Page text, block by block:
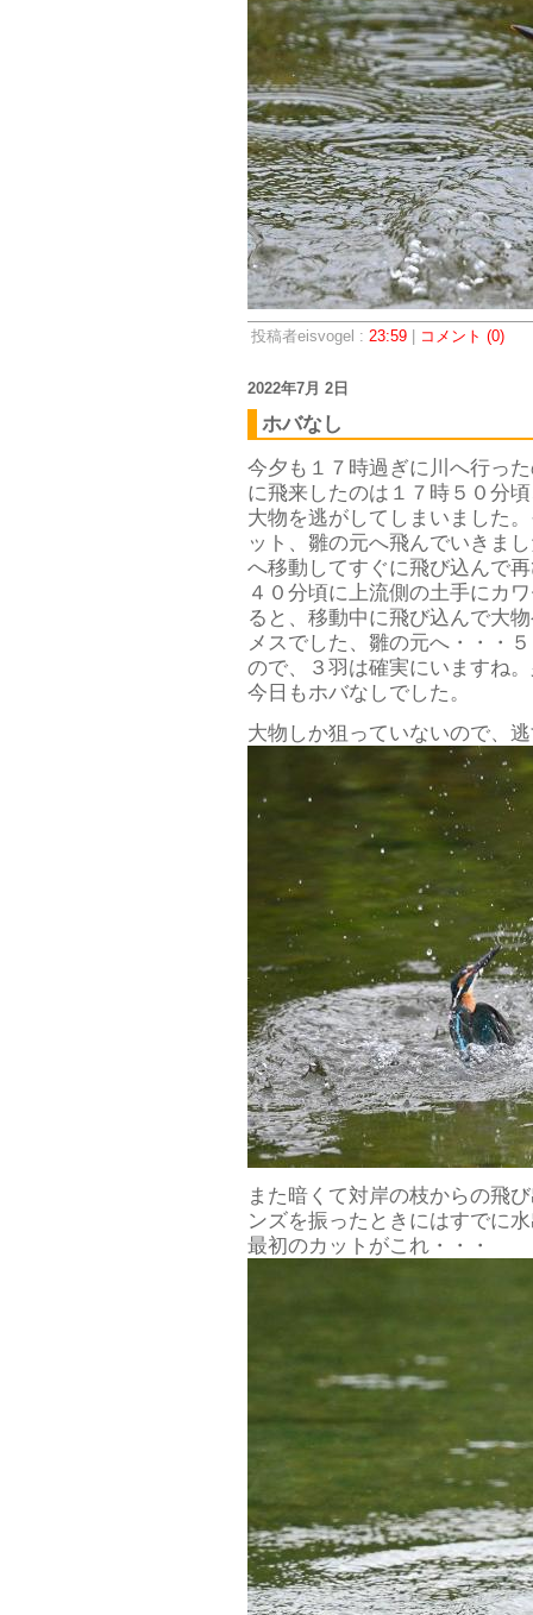
投稿者eisvogel : 23:59| コメント (0)
2022年7月 2日
ホバなし
今夕も１７時過ぎに川へ行っ
に飛来したのは１７時５０分
大物を逃がしてしまいました
ット、雛の元へ飛んでいきま
へ移動してすぐに飛び込んで
４０分頃に上流側の土手にカ
ると、移動中に飛び込んで大
メスでした、雛の元へ・・・
ので、３羽は確実にいますね
今日もホバなしでした。
大物しか狙っていないので、
また暗くて対岸の枝からの飛
ンズを振ったときにはすでに
最初のカットがこれ・・・